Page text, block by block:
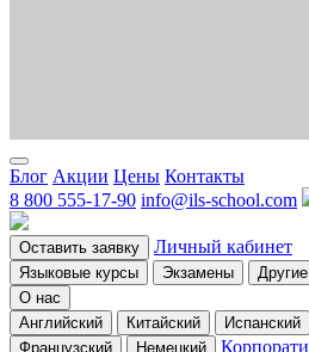
Блог Акции Цены Контакты
8 800 555-17-90 info@ils-school.com
Оставить заявку Личный кабинет
Языковые курсы Экзамены
О нас
Английский
Китайский Испанский
Французский
Немецкий